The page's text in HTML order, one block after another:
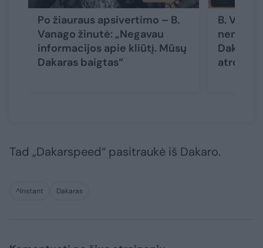
Po žiauraus apsivertimo – B.
Vanago žinutė: „Negavau
informacijos apie kliūtį. Mūsų
Dakaras baigtas“
B.
Dakare
atrodė
Tad „Dakarspeed“ pasitraukė iš Dakaro.
^Instant Dakaras